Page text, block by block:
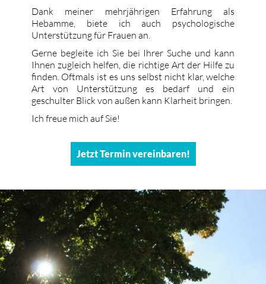
Dank meiner mehrjährigen Erfahrung als
Hebamme, biete ich auch psychologische
Unterstützung für Frauen an.
Gerne begleite ich Sie bei Ihrer Suche und kann
Ihnen zugleich helfen, die richtige Art der Hilfe zu
finden. Oftmals ist es uns selbst nicht klar, welche
Art von Unterstützung es bedarf und ein
geschulter Blick von außen kann Klarheit bringen.
Ich freue mich auf Sie!
Jetzt Termin vereinbaren!